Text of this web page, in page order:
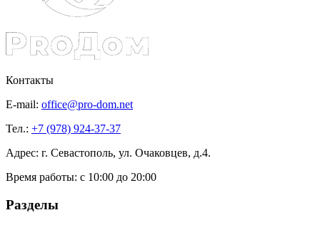
Контакты
E-mail: office@pro-dom.net
Тел.: +7 (978) 924-37-37
Адрес: г. Севастополь, ул. Очаковцев, д.4.
Время работы: с 10:00 до 20:00
Разделы